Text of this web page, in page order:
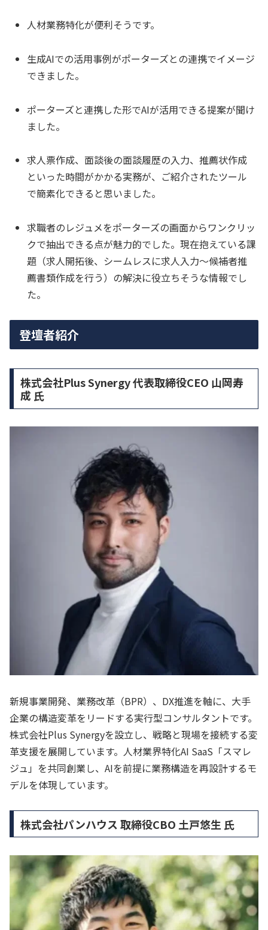
人材業務特化が便利そうです。
生成AIでの活用事例がポーターズとの連携でイメージ
できました。
ポーターズと連携した形でAIが活用できる提案が聞け
ました。
求人票作成、面談後の面談履歴の入力、推薦状作成
といった時間がかかる実務が、ご紹介されたツール
で簡素化できると思いました。
求職者のレジュメをポーターズの画面からワンクリッ
クで抽出できる点が魅力的でした。現在抱えている課
題（求人開拓後、シームレスに求人入力～候補者推
薦書類作成を行う）の解決に役立ちそうな情報でし
た。
登壇者紹介
株式会社Plus Synergy 代表取締役CEO 山岡寿
成 氏
新規事業開発、業務改革（BPR）、DX推進を軸に、大手
企業の構造変革をリードする実行型コンサルタントです。
株式会社Plus Synergyを設立し、戦略と現場を接続する変
革支援を展開しています。人材業界特化AI SaaS「スマレ
ジュ」を共同創業し、AIを前提に業務構造を再設計するモ
デルを体現しています。
株式会社パンハウス 取締役CBO 土戸悠生 氏